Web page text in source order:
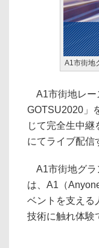
A1市街地
A1市街地レー
GOTSU2020」
じて完全生中継
にてライブ配信
A1市街地グラ
は、A1（
ベントを支える
技術に触れ体験